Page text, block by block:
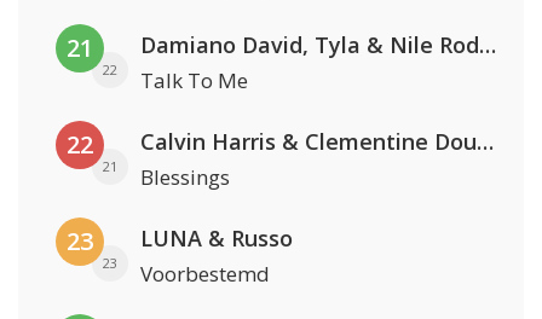
21
22
Damiano David, Tyla & Nile Rodgers
Talk To Me
22
21
Calvin Harris & Clementine Douglas
Blessings
23
23
LUNA & Russo
Voorbestemd